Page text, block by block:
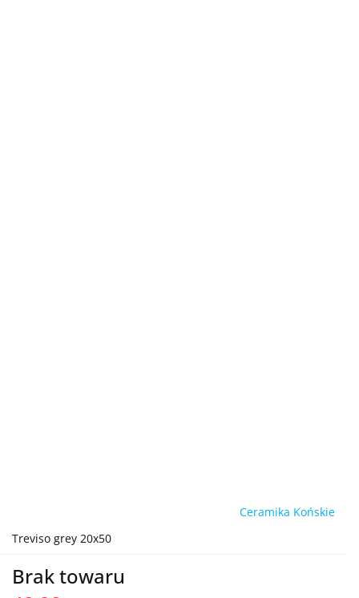
Ceramika Końskie
Treviso grey 20x50
Brak towaru